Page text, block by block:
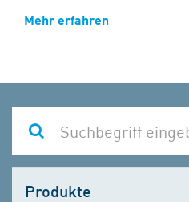
Mehr erfahren
wählen